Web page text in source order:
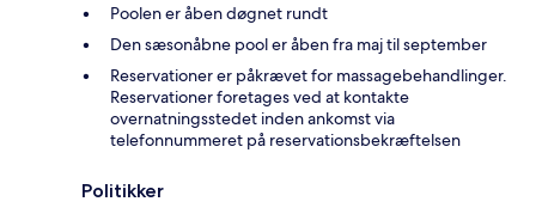
Poolen er åben døgnet rundt
Den sæsonåbne pool er åben fra maj til september
Reservationer er påkrævet for massagebehandlinger.
Reservationer foretages ved at kontakte
overnatningsstedet inden ankomst via
telefonnummeret på reservationsbekræftelsen
Politikker